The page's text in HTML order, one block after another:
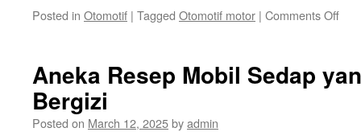
Posted in Otomotif | Tagged Otomotif motor | Comments Offon
Aneka Resep Mobil Sedap
Bergizi
Posted on March 12, 2025byadmin